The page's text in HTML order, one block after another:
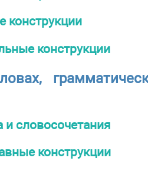
конструкции
конструкции
словосочетания
конструкции